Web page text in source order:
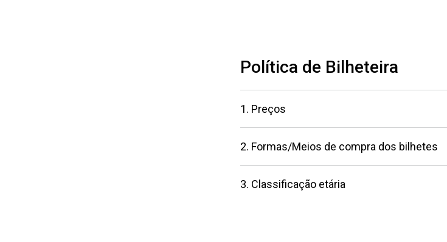
Política de Bilheteira
1. Preços
2. Formas/Meios de compra dos bilhetes
3. Classificação etária